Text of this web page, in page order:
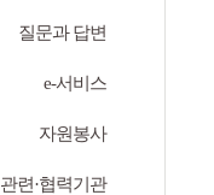
질문과 답변
e-서비스
자원봉사
관련·협력기관